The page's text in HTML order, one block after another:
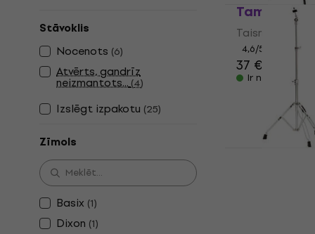
Stāvoklis
Nocenots (6)
Atvērts, gandrīz
neizmantots...(4)
Izslēgt izpakotu (25)
Zīmols
Basix (1)
Dixon (1)
Tamburo
Taisns šķīvju
4,6/5
37 €
Ir noliktavā
Tamburo